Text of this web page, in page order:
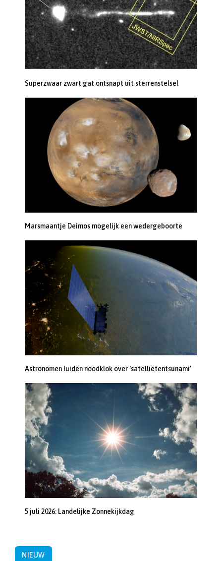
Superzwaar zwart gat ontsnapt uit sterrenstelsel
Marsmaantje Deimos mogelijk een wedergeboorte
Astronomen luiden noodklok over ‘satellietentsunami’
5 juli 2026: Landelijke Zonnekijkdag
NIEUW